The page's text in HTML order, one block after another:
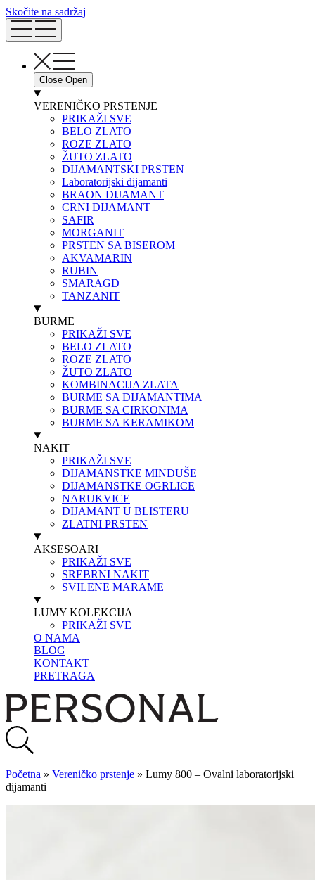
Skočite na sadržaj
Close Open
VERENIČKO PRSTENJE
PRIKAŽI SVE
BELO ZLATO
ROZE ZLATO
ŽUTO ZLATO
DIJAMANTSKI PRSTEN
Laboratorijski dijamanti
BRAON DIJAMANT
CRNI DIJAMANT
SAFIR
MORGANIT
PRSTEN SA BISEROM
AKVAMARIN
RUBIN
SMARAGD
TANZANIT
BURME
PRIKAŽI SVE
BELO ZLATO
ROZE ZLATO
ŽUTO ZLATO
KOMBINACIJA ZLATA
BURME SA DIJAMANTIMA
BURME SA CIRKONIMA
BURME SA KERAMIKOM
NAKIT
PRIKAŽI SVE
DIJAMANSTKE MINĐUŠE
DIJAMANSTKE OGRLICE
NARUKVICE
DIJAMANT U BLISTERU
ZLATNI PRSTEN
AKSESOARI
PRIKAŽI SVE
SREBRNI NAKIT
SVILENE MARAME
LUMY KOLEKCIJA
PRIKAŽI SVE
O NAMA
BLOG
KONTAKT
PRETRAGA
Početna » Vereničko prstenje » Lumy 800 – Ovalni laboratorijski
dijamanti